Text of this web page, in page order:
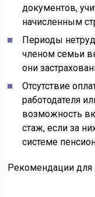
документов,
начисленным
Периоды
членом семьи
они
Отсутствие
работодателя
возможность
стаж, если за
системе
Рекомендации для